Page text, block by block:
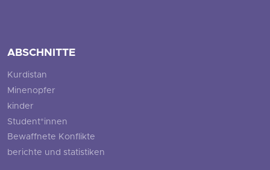
ABSCHNITTE
Kurdistan
Minenopfer
kinder
Student*innen
Bewaffnete Konflikte
berichte und statistiken